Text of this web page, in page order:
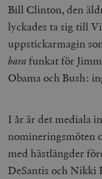
Bill Clinton, den
lyckades ta sig till
uppstickarmagin
barafunkat för
Obama och Bush:
I år är det mediala
nomineringsmöten
med hästlängder
DeSantis och Nikki